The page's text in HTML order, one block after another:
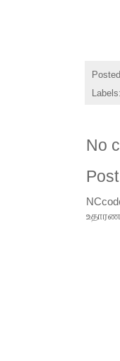
Labels:
No